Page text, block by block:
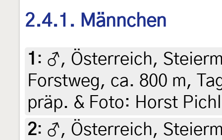
2.4.1. Männchen
1 : ♂, Österreich,
Forstweg, ca. 800 m,
präp. & Foto: Horst
2: ♂, Österreich,